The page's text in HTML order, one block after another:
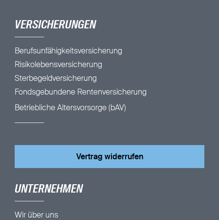
VERSICHERUNGEN
Berufsunfähigkeitsversicherung
Risikolebensversicherung
Sterbegeldversicherung
Fondsgebundene Rentenversicherung
Betriebliche Altersvorsorge (bAV)
Vertrag widerrufen
UNTERNEHMEN
Wir über uns